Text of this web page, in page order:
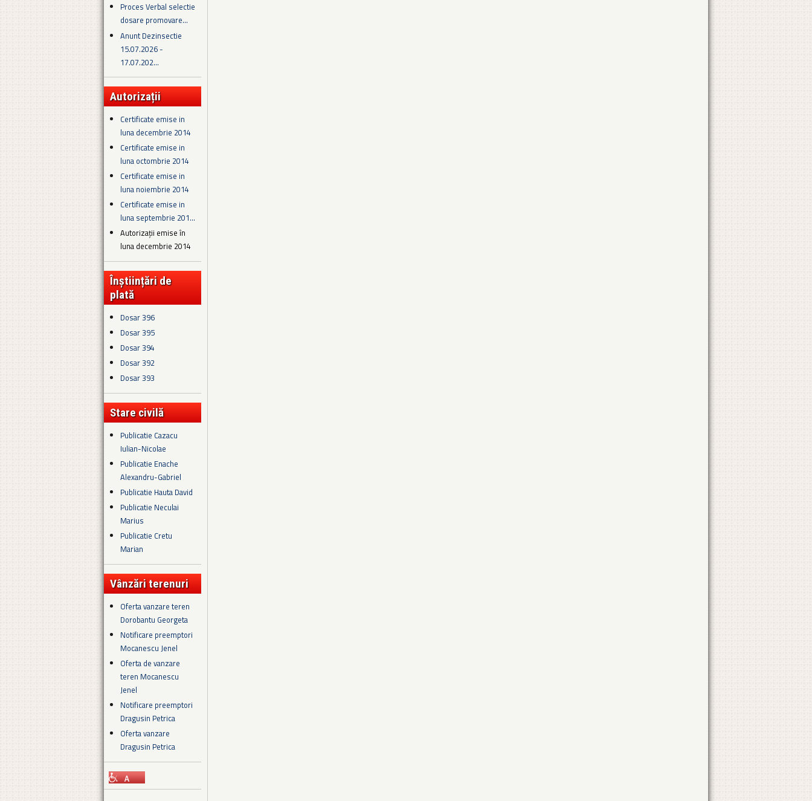
Proces Verbal selectie
dosare promovare...
Anunt Dezinsectie
15.07.2026 -
17.07.202...
Autorizații
Certificate emise in
luna decembrie 2014
Certificate emise in
luna octombrie 2014
Certificate emise in
luna noiembrie 2014
Certificate emise in
luna septembrie 201...
Autorizații emise în
luna decembrie 2014
Înștiințări de
plată
Dosar 396
Dosar 395
Dosar 394
Dosar 392
Dosar 393
Stare civilă
Publicatie Cazacu
Iulian-Nicolae
Publicatie Enache
Alexandru-Gabriel
Publicatie Hauta David
Publicatie Neculai
Marius
Publicatie Cretu
Marian
Vânzări terenuri
Oferta vanzare teren
Dorobantu Georgeta
Notificare preemptori
Mocanescu Jenel
Oferta de vanzare
teren Mocanescu
Jenel
Notificare preemptori
Dragusin Petrica
Oferta vanzare
Dragusin Petrica